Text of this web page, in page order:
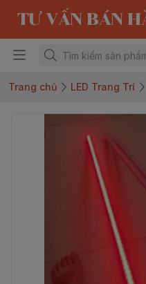
TƯ VẤN BÁN
Trang chủ LED Trang Trí